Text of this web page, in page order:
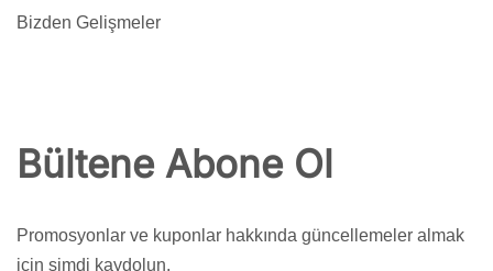
Bizden Gelişmeler
Bültene Abone Ol
Promosyonlar ve kuponlar hakkında güncellemeler almak
için şimdi kaydolun.